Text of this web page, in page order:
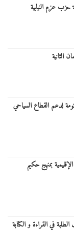
عزم النيابية
الثانية
لدعم القطاع السياحي
بمنهج حكيم
في القراءة و الكتابة